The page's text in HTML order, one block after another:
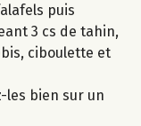
puis
3 cs de tahin,
ciboulette et
les bien sur un